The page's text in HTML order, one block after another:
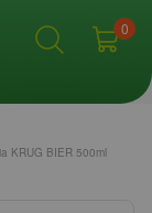
0
KRUG BIER 500ml